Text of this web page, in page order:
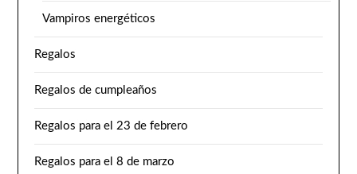
Vampiros energéticos
Regalos
Regalos de cumpleaños
Regalos para el 23 de febrero
Regalos para el 8 de marzo